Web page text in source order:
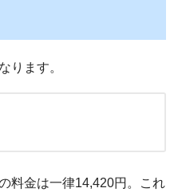
ります。
料金は一律14,420円。これ